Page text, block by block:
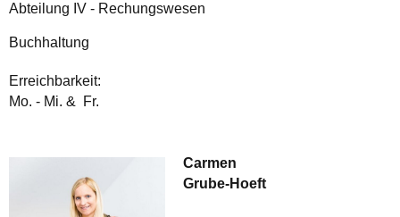
Abteilung IV - Rechungswesen
Buchhaltung
Erreichbarkeit:
Mo. - Mi. & Fr.
Carmen
Grube-Hoeft